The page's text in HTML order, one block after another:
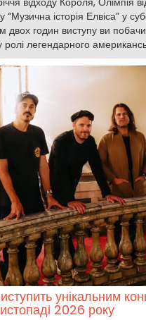
історія Елвіса” у
двох годин виступу ви
легендарного
унікальним
2026 року